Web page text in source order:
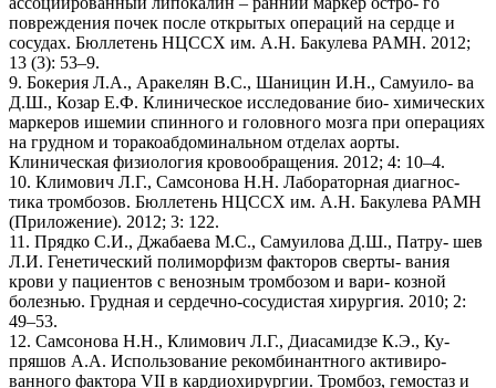
повреждения почек после открытых операций на сердце и
сосудах. Бюллетень НЦССХ им. А.Н. Бакулева РАМН. 2012;
13 (3): 53–9.
9. Бокерия Л.А., Аракелян В.С., Шаницин И.Н., Самуило- ва
Д.Ш., Козар Е.Ф. Клиническое исследование био- химических
маркеров ишемии спинного и головного мозга при операциях
на грудном и торакоабдоминальном отделах аорты.
Клиническая физиология кровообращения. 2012; 4: 10–4.
10. Климович Л.Г., Самсонова Н.Н. Лабораторная диагнос-
тика тромбозов. Бюллетень НЦССХ им. А.Н. Бакулева РАМН
(Приложение). 2012; 3: 122.
11. Прядко С.И., Джабаева М.С., Самуилова Д.Ш., Патру- шев
Л.И. Генетический полиморфизм факторов сверты- вания
крови у пациентов с венозным тромбозом и вари- козной
болезнью. Грудная и сердечно-сосудистая хирургия. 2010; 2:
49–53.
12. Самсонова Н.Н., Климович Л.Г., Диасамидзе К.Э., Ку-
пряшов А.А. Использование рекомбинантного активиро-
ванного фактора VII в кардиохирургии. Тромбоз, гемостаз и